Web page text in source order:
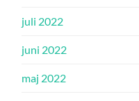
juli 2022
juni 2022
maj 2022